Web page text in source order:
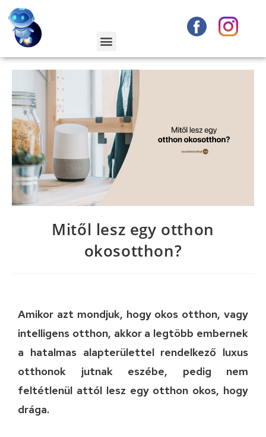
Mitől lesz egy otthon
okosotthon?
Amikor azt mondjuk, hogy okos otthon, vagy
intelligens otthon, akkor a legtöbb embernek
a hatalmas alapterülettel rendelkező luxus
otthonok jutnak eszébe, pedig nem
feltétlenül attól lesz egy otthon okos, hogy
drága.